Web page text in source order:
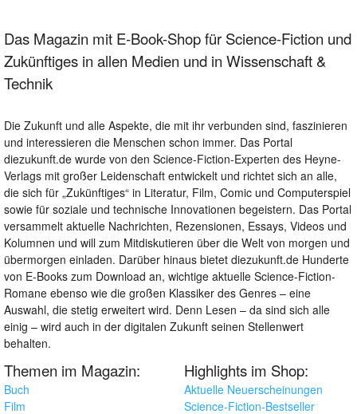
Das Magazin mit E-Book-Shop für Science-Fiction und
Zukünftiges in allen Medien und in Wissenschaft &
Technik
Die Zukunft und alle Aspekte, die mit ihr verbunden sind, faszinieren
und interessieren die Menschen schon immer. Das Portal
diezukunft.de wurde von den Science-Fiction-Experten des Heyne-
Verlags mit großer Leidenschaft entwickelt und richtet sich an alle,
die sich für „Zukünftiges“ in Literatur, Film, Comic und Computerspiel
sowie für soziale und technische Innovationen begeistern. Das Portal
versammelt aktuelle Nachrichten, Rezensionen, Essays, Videos und
Kolumnen und will zum Mitdiskutieren über die Welt von morgen und
übermorgen einladen. Darüber hinaus bietet diezukunft.de Hunderte
von E-Books zum Download an, wichtige aktuelle Science-Fiction-
Romane ebenso wie die großen Klassiker des Genres – eine
Auswahl, die stetig erweitert wird. Denn Lesen – da sind sich alle
einig – wird auch in der digitalen Zukunft seinen Stellenwert
behalten.
Themen im Magazin:
Buch
Film
Highlights im Shop:
Aktuelle Neuerscheinungen
Science-Fiction-Bestseller